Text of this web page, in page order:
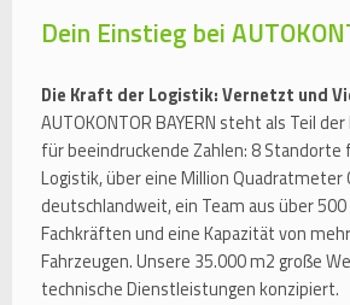
Dein Einstieg bei
Die Kraft der Logistik: Vernetzt und
AUTOKONTOR BAYERN steht als Teil
für beeindruckende Zahlen: 8 Standorte
Logistik, über eine Million Quadratmeter
deutschlandweit, ein Team aus über
Fachkräften und eine Kapazität von
Fahrzeugen. Unsere 35.000 m2 große
technische Dienstleistungen konzipiert.